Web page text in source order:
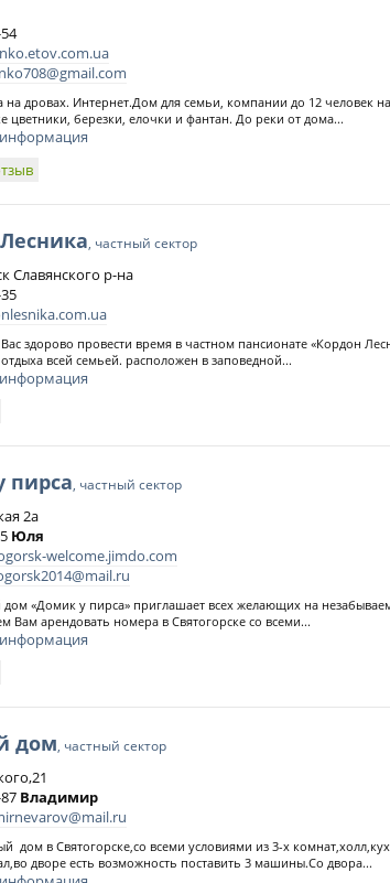
на дровах. Интернет.Дом для семьи, компании до 12 человек
цветники, березки, елочки и фантан. До реки от дома...
, частный сектор
Славянского р-на
здорово провести время в частном пансионате «Кордон
всей семьей. расположен в заповедной...
пирса, частный сектор
2а
Юля
welcome.jimdo.com
дом «Домик у пирса» приглашает всех желающих на
Вам арендовать номера в Святогорске со всеми...
дом, частный сектор
Владимир
дом в Святогорске,со всеми условиями из 3-х
дворе есть возможность поставить 3 машины.Со двора...